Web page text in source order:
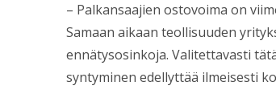
– Palkansaajien ostovoima on
Samaan aikaan teollisuuden
ennätysosinkoja. Valitettavasti
syntyminen edellyttää ilmeisesti